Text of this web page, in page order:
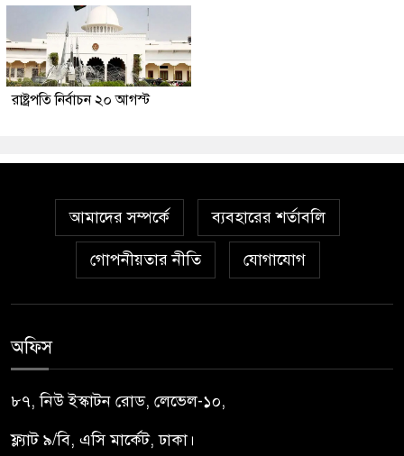
রাষ্ট্রপতি নির্বাচন ২০ আগস্ট
আমাদের সম্পর্কে ব্যবহারের শর্তাবলি
গোপনীয়তার নীতি যোগাযোগ
অফিস
৮৭, নিউ ইস্কাটন রোড, লেভেল-১০,
ফ্ল্যাট ৯/বি, এসি মার্কেট, ঢাকা।